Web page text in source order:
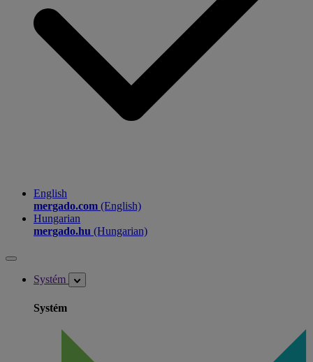
English
mergado.com (English)
Hungarian
mergado.hu (Hungarian)
Systém
Systém